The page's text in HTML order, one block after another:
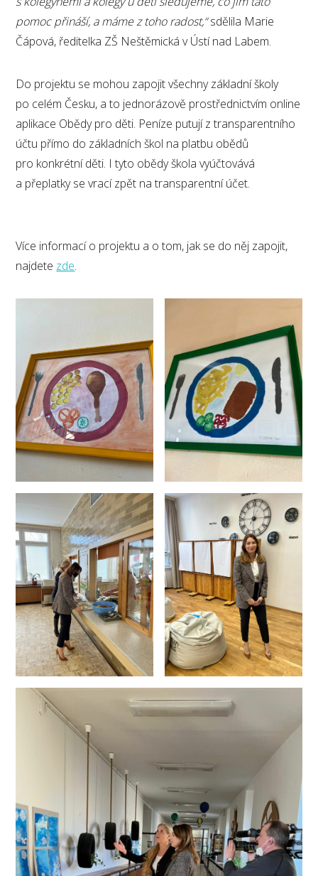
pomoc přináší, amáme z toho radost,“sdělila Marie
Čápová, ředitelka ZŠ Neštěmická v Ústí nad Labem.
Do projektu se mohou zapojit všechny základní školy
po celém Česku, a to jednorázově prostřednictvím online
aplikace Obědy pro děti. Peníze putují z transparentního
účtu přímo do základních škol na platbu obědů
pro konkrétní děti. I tyto obědy škola vyúčtovává
a přeplatky se vrací zpět na transparentní účet.
Více informací o projektu a o tom, jak se do něj zapojit,
najdete zde.